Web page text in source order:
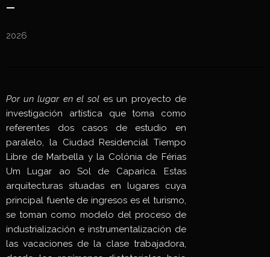
—
2026
Por un lugar en el sol es un proyecto de
investigación artística que toma como
referentes dos casos de estudio en
paralelo, la Ciudad Residencial Tiempo
Libre de Marbella y la Colónia de Férias
Um Lugar ao Sol de Caparica. Estas
arquitecturas situadas en lugares cuya
principal fuente de ingresos es el turismo,
se toman como modelo del proceso de
industrialización e instrumentalización de
las vacaciones de la clase trabajadora,